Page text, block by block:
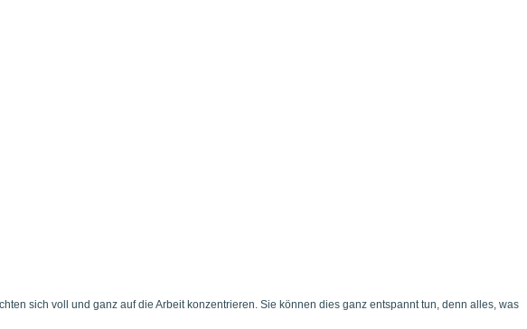
sich voll und ganz auf die Arbeit konzentrieren. Sie können dies ganz entspannt tun, denn alles, was